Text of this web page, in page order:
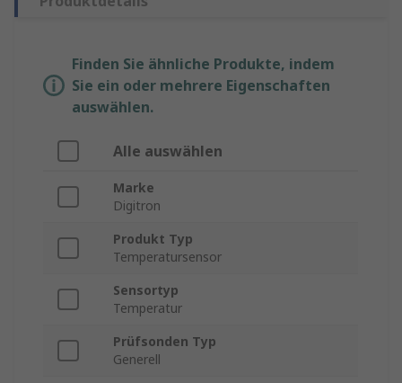
Finden Sie ähnliche Produkte, indem
Sie ein oder mehrere Eigenschaften
auswählen.
Alle auswählen
Marke
Digitron
Produkt Typ
Temperatursensor
Sensortyp
Temperatur
Prüfsonden Typ
Generell